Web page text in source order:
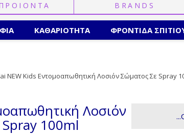
BRANDS
ΚΑΘΑΡΙΟΤΗΤΑ ΦΡΟΝΤΙΔΑ
NEW Kids Εντομοαπωθητική Λοσιόν Σώματος Σε Spray
Λοσιόν
100ml